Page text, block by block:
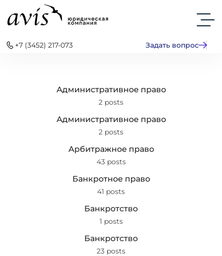
+7 (3452) 217-073 Задать вопрос
Административное право
2 posts
Административное право
2 posts
Арбитражное право
43 posts
Банкротное право
41 posts
Банкротство
1 posts
Банкротство
23 posts